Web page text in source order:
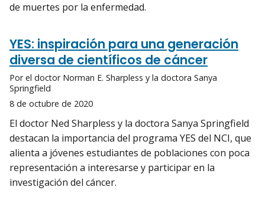
de muertes por la enfermedad.
YES: inspiración para una generación
diversa de científicos de cáncer
Por el doctor Norman E. Sharpless y la doctora Sanya
Springfield
8 de octubre de 2020
El doctor Ned Sharpless y la doctora Sanya Springfield
destacan la importancia del programa YES del NCI, que
alienta a jóvenes estudiantes de poblaciones con poca
representación a interesarse y participar en la
investigación del cáncer.